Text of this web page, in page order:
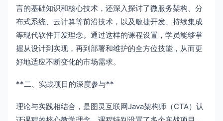
言的基础知识和核心技术，还深入探讨了微服务架构、分
布式系统、云计算等前沿技术，以及敏捷开发、持续集成
等现代软件开发理念。通过这样的课程设置，学员能够掌
握从设计到实现，再到部署和维护的全方位技能，从而更
好地适应不断变化的市场需求。
**二、实战项目的深度参与**
理论与实践相结合，是图灵互联网Java架构师（CTA）认